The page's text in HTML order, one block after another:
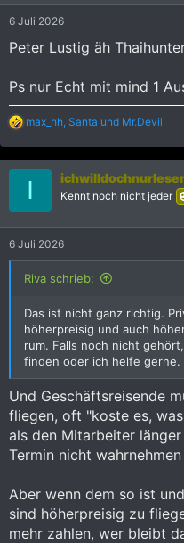
n
:
6 Juli 2026
Peter Lustig äh
Ps nur Echt mit mind 1
R
a
k
n
:
max_hh Santa und Mr.Devil
I Kennt noch nicht jeder
6 Juli 2026
Riva schrieb:
Das ist nicht ganz richtig.
höherpreisig und auch
rum. Falls noch nicht
finden oder ich helfe gerne.
Und Geschäftsreisende
fliegen, oft "koste es,
als den Mitarbeiter
Termin nicht
Aber wenn dem so ist
sind höherpreisig zu
mehr zahlen, wer bleibt